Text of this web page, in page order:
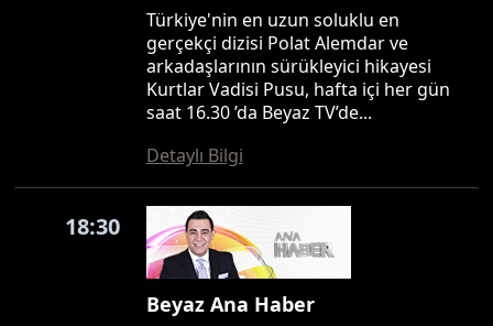
Türkiye'nin en uzun soluklu en
gerçekçi dizisi Polat Alemdar ve
arkadaşlarının sürükleyici hikayesi
Kurtlar Vadisi Pusu, hafta içi her gün
saat 16.30 ’da Beyaz TV’de...
Detaylı Bilgi
18:30
Beyaz Ana Haber